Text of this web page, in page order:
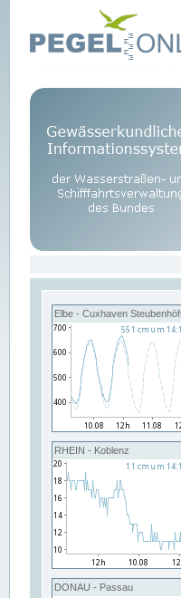
Elbe - Cuxhaven
RHEIN - Koblenz
DONAU - Passau